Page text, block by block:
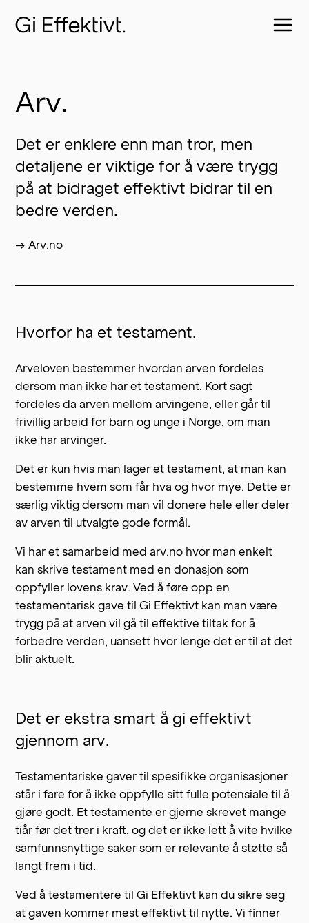
Arv.
Det er enklere enn man tror, men
detaljene er viktige for å være trygg
på at bidraget effektivt bidrar til en
bedre verden.
→ Arv.no
Hvorfor ha et testament.
Arveloven bestemmer hvordan arven fordeles
dersom man ikke har et testament. Kort sagt
fordeles da arven mellom arvingene, eller går til
frivillig arbeid for barn og unge i Norge, om man
ikke har arvinger.
Det er kun hvis man lager et testament, at man kan
bestemme hvem som får hva og hvor mye. Dette er
særlig viktig dersom man vil donere hele eller deler
av arven til utvalgte gode formål.
Vi har et samarbeid med arv.no hvor man enkelt
kan skrive testament med en donasjon som
oppfyller lovens krav. Ved å føre opp en
testamentarisk gave til Gi Effektivt kan man være
trygg på at arven vil gå til effektive tiltak for å
forbedre verden, uansett hvor lenge det er til at det
blir aktuelt.
Det er ekstra smart å gi effektivt
gjennom arv.
Testamentariske gaver til spesifikke organisasjoner
står i fare for å ikke oppfylle sitt fulle potensiale til å
gjøre godt. Et testamente er gjerne skrevet mange
tiår før det trer i kraft, og det er ikke lett å vite hvilke
samfunnsnyttige saker som er relevante å støtte så
langt frem i tid.
Ved å testamentere til Gi Effektivt kan du sikre seg
at gaven kommer mest effektivt til nytte. Vi finner